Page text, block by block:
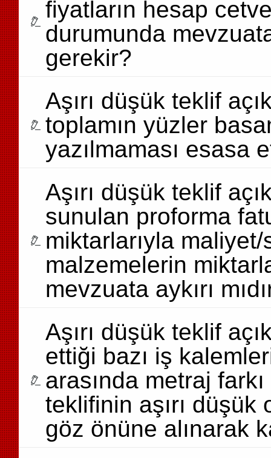
fiyatların hesap
durumunda
gerekir?
Aşırı düşük teklif
toplamın yüzler
yazılmaması esasa
Aşırı düşük teklif
sunulan proforma
miktarlarıyla maliyet/
malzemelerin
mevzuata aykırı
Aşırı düşük teklif
ettiği bazı iş
arasında metraj
teklifinin aşırı düşük
göz önüne alınarak